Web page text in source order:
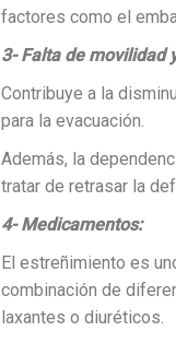
factores como el
3- Falta de movilidad
Contribuye a la
para la evacuación.
Además, la
tratar de retrasar la
4- Medicamentos:
El estreñimiento es
combinación de
laxantes o diuréticos.